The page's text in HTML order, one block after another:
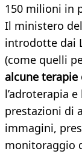
150 milioni in
Il ministero
introdotte dai
(come quelli
alcune
l’adroterapia
prestazioni di
immagini,
monitoraggio